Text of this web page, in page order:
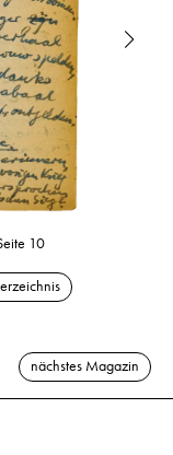
10
nächstes Magazin